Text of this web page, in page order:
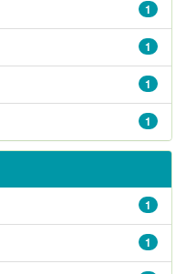
1
1
1
1
1
1